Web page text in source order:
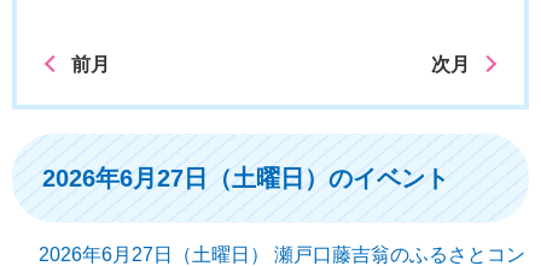
前月 次月
2026年6月27日（土曜日）のイベント
2026年6月27日（土曜日） 瀬戸口藤吉翁のふるさとコン